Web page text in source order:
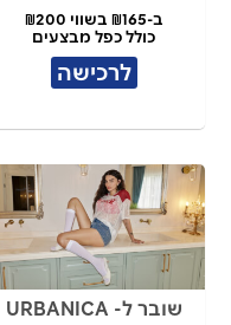
ב-₪165 בשווי ₪200
כולל כפל מבצעים
לרכישה
שובר ל- URBANICA